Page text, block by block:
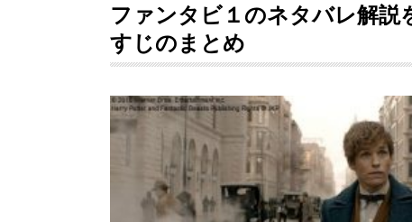
ファンタビ１のネタバレ解説
すじのまとめ